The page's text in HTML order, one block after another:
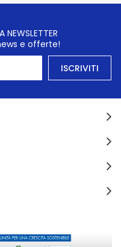
NEWSLETTER
e offerte!
ISCRIVITI